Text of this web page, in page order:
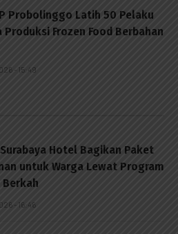
Probolinggo Latih 50 Pelaku
Produksi Frozen Food Berbahan
- 15:49
Surabaya Hotel Bagikan Paket
untuk Warga Lewat Program
Berkah
- 16:46